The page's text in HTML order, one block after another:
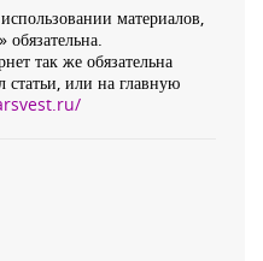
материалов,
так же обязательна
статьи, или на главную